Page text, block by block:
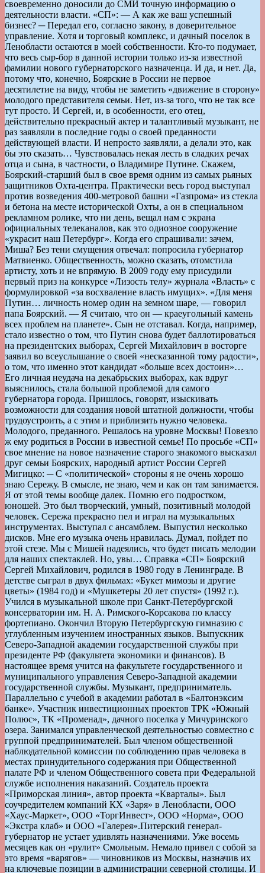
своевременно доносили до СМИ точную информацию о
деятельности власти. «СП»: — А как же ваш успешный
бизнес? ─ Передал его, согласно закону, в доверительное
управление. Хотя и торговый комплекс, и дачный поселок в
Ленобласти остаются в моей собственности. Кто-то подумает,
что весь сыр-бор в данной истории только из-за известной
фамилии нового губернаторского назначенца. И да, и нет. Да,
потому что, конечно, Боярские в России не первое
десятилетие на виду, чтобы не заметить «движение в сторону»
молодого представителя семьи. Нет, из-за того, что не так все
тут просто. И Сергей, и, в особенности, его отец,
действительно прекрасный актер и талантливый музыкант, не
раз заявляли в последние годы о своей преданности
действующей власти. И непросто заявляли, а делали это, как
бы это сказать… Чувствовалась некая лесть в сладких речах
отца и сына, в частности, о Владимире Путине. Скажем,
Боярский-старший был в свое время одним из самых рьяных
защитников Охта-центра. Практически весь город выступал
против возведения 400-метровой башни «Газпрома» из стекла
и бетона на месте исторической Охты, а он в специальном
рекламном ролике, что ни день, вещал нам с экрана
официальных телеканалов, как это одиозное сооружение
«украсит наш Петербург». Когда его спрашивали: зачем,
Миша? Без тени смущения отвечал: попросила губернатор
Матвиенко. Общественность, можно сказать, отомстила
артисту, хоть и не впрямую. В 2009 году ему присудили
первый приз на конкурсе «Лизость телу» журнала «Власть» с
формулировкой «за восхваление власть имущих». «Для меня
Путин… личность номер один на земном шаре, — говорил
папа Боярский. — Я считаю, что он — краеугольный камень
всех проблем на планете». Сын не отставал. Когда, например,
стало известно о том, что Путин снова будет баллотироваться
на президентских выборах, Сергей Михайлович в восторге
заявил во всеуслышание о своей «несказанной тому радости»,
о том, что именно этот кандидат «больше всех достоин»…
Его личная неудача на декабрьских выборах, как вдруг
выяснилось, стала большой проблемой для самого
губернатора города. Пришлось, говорят, изыскивать
возможности для создания новой штатной должности, чтобы
трудоустроить, а с этим и приблизить нужно человека.
Молодого, преданного. Решалось на уровне Москвы! Повезло
ж ему родиться в России в известной семье! По просьбе «СП»
свое мнение на новое назначение старого знакомого высказал
друг семьи Боярских, народный артист России Сергей
Мигицко: ─ С «политической» стороны я не очень хорошо
знаю Сережу. В смысле, не знаю, чем и как он там занимается.
Я от этой темы вообще далек. Помню его подростком,
юношей. Это был творческий, умный, позитивный молодой
человек. Сережа прекрасно пел и играл на музыкальных
инструментах. Выступал с ансамблем. Выпустил несколько
дисков. Мне его музыка очень нравилась. Думал, пойдет по
этой стезе. Мы с Мишей надеялись, что будет писать мелодии
для наших спектаклей. Но, увы… Справка «СП» Боярский
Сергей Михайлович, родился в 1980 году в Ленинграде. В
детстве сыграл в двух фильмах: «Букет мимозы и другие
цветы» (1984 год) и «Мушкетеры 20 лет спустя» (1992 г.).
Учился в музыкальной школе при Санкт-Петербургской
консерватории им. Н. А. Римского-Корсакова по классу
фортепиано. Окончил Вторую Петербургскую гимназию с
углубленным изучением иностранных языков. Выпускник
Северо-Западной академии государственной службы при
президенте РФ (факультета экономики и финансов). В
настоящее время учится на факультете государственного и
муниципального управления Северо-Западной академии
государственной службы. Музыкант, предприниматель.
Параллельно с учебой в академии работал в «Балтонэксим
банке». Участник инвестиционных проектов ТРК «Южный
Полюс», ТК «Променад», дачного поселка у Мичуринского
озера. Занимался управленческой деятельностью совместно с
группой предпринимателей. Был членом общественной
наблюдательной комиссии по соблюдению прав человека в
местах принудительного содержания при Общественной
палате РФ и членом Общественного совета при Федеральной
службе исполнения наказаний. Создатель проекта
«Приморская линия», автор проекта «Кварталы». Был
соучредителем компаний КХ «Заря» в Ленобласти, ООО
«Хаус-Маркет», ООО «ТоргИнвест», ООО «Норма», ООО
«Экстра клаб» и ООО «Галерея».Питерский генерал-
губернатор не устает удивлять назначениями. Уже восемь
месяцев как он «рулит» Смольным. Немало привел с собой за
это время «варягов» — чиновников из Москвы, назначив их
на ключевые позиции в администрации cеверной cтолицы. И